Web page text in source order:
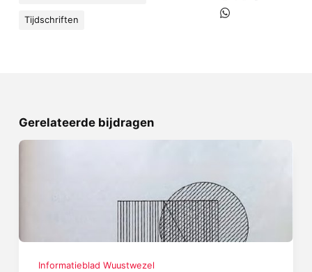
Tijdschriften
Gerelateerde bijdragen
Informatieblad Wuustwezel